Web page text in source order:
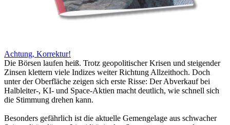
Achtung, Korrektur!
Die Börsen laufen heiß. Trotz geopolitischer Krisen und steigender
Zinsen klettern viele Indizes weiter Richtung Allzeithoch. Doch
unter der Oberfläche zeigen sich erste Risse: Der Abverkauf bei
Halbleiter-, KI- und Space-Aktien macht deutlich, wie schnell sich
die Stimmung drehen kann.
Besonders gefährlich ist die aktuelle Gemengelage aus schwacher